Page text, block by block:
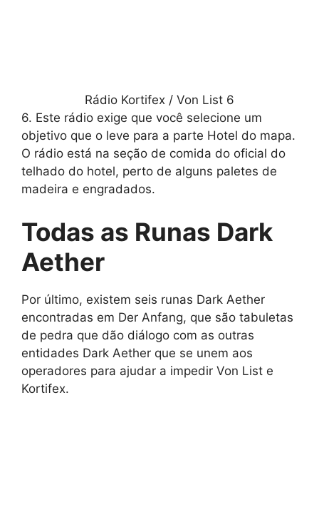
Rádio Kortifex / Von List 6
6. Este rádio exige que você selecione um
objetivo que o leve para a parte Hotel do mapa.
O rádio está na seção de comida do oficial do
telhado do hotel, perto de alguns paletes de
madeira e engradados.
Todas as Runas Dark
Aether
Por último, existem seis runas Dark Aether
encontradas em Der Anfang, que são tabuletas
de pedra que dão diálogo com as outras
entidades Dark Aether que se unem aos
operadores para ajudar a impedir Von List e
Kortifex.